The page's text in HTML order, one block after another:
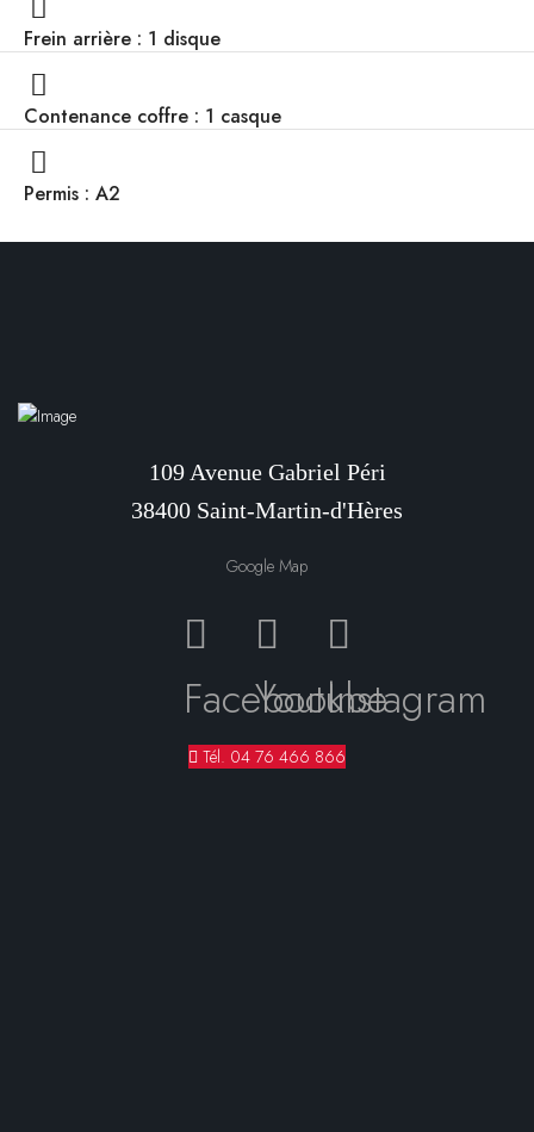
Frein arrière : 1 disque
Contenance coffre : 1 casque
Permis : A2
109 Avenue Gabriel Péri
38400 Saint-Martin-d'Hères
Google Map
Facebook
YoutubeInstagram
Tél. 04 76 466 866